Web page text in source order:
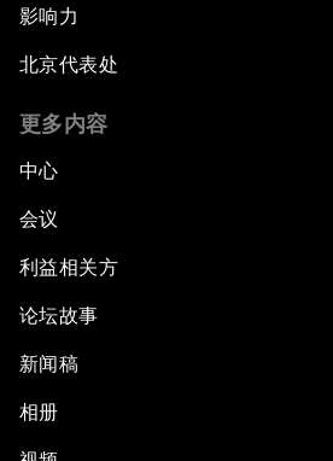
影响力
北京代表处
更多内容
中心
会议
利益相关方
论坛故事
新闻稿
相册